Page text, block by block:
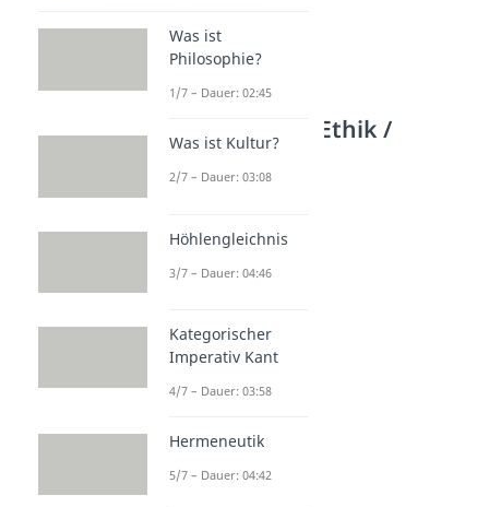
Weitere Inhalte: Ethik /
Philosophie
Sinn des Lebens
Dauer: 04:34
Dauer: 03:07
Dauer: 04:11
Was ist
Philosophie?
1/7 – Dauer: 02:45
Was ist Kultur?
2/7 – Dauer: 03:08
Höhlengleichnis
3/7 – Dauer: 04:46
Kategorischer
Imperativ Kant
4/7 – Dauer: 03:58
Hermeneutik
5/7 – Dauer: 04:42